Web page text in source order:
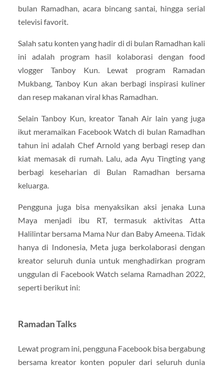
bulan Ramadhan, acara bincang santai, hingga serial
televisi favorit.
Salah satu konten yang hadir di di bulan Ramadhan kali
ini adalah program hasil kolaborasi dengan food
vlogger Tanboy Kun. Lewat program Ramadan
Mukbang, Tanboy Kun akan berbagi inspirasi kuliner
dan resep makanan viral khas Ramadhan.
Selain Tanboy Kun, kreator Tanah Air lain yang juga
ikut meramaikan Facebook Watch di bulan Ramadhan
tahun ini adalah Chef Arnold yang berbagi resep dan
kiat memasak di rumah. Lalu, ada Ayu Tingting yang
berbagi keseharian di Bulan Ramadhan bersama
keluarga.
Pengguna juga bisa menyaksikan aksi jenaka Luna
Maya menjadi ibu RT, termasuk aktivitas Atta
Halilintar bersama Mama Nur dan Baby Ameena. Tidak
hanya di Indonesia, Meta juga berkolaborasi dengan
kreator seluruh dunia untuk menghadirkan program
unggulan di Facebook Watch selama Ramadhan 2022,
seperti berikut ini:
Ramadan Talks
Lewat program ini, pengguna Facebook bisa bergabung
bersama kreator konten populer dari seluruh dunia